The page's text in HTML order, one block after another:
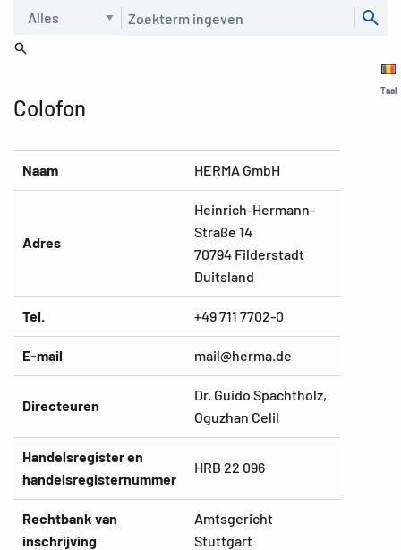
Zoeken
Taal
Colofon
Naam HERMA GmbH
Adres
Heinrich-Hermann-
Straße 14
70794 Filderstadt
Duitsland
Tel. +49 711 7702-0
E-mail mail@herma.de
Directeuren
Dr. Guido Spachtholz,
Oguzhan Celil
Handelsregister en
handelsregisternummer
HRB 22 096
Rechtbank van
inschrijving
Amtsgericht
Stuttgart